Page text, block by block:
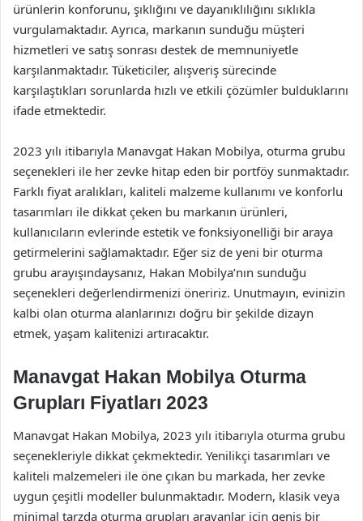
ürünlerin konforunu, şıklığını ve dayanıklılığını sıklıkla
vurgulamaktadır. Ayrıca, markanın sunduğu müşteri
hizmetleri ve satış sonrası destek de memnuniyetle
karşılanmaktadır. Tüketiciler, alışveriş sürecinde
karşılaştıkları sorunlarda hızlı ve etkili çözümler bulduklarını
ifade etmektedir.
2023 yılı itibarıyla Manavgat Hakan Mobilya, oturma grubu
seçenekleri ile her zevke hitap eden bir portföy sunmaktadır.
Farklı fiyat aralıkları, kaliteli malzeme kullanımı ve konforlu
tasarımları ile dikkat çeken bu markanın ürünleri,
kullanıcıların evlerinde estetik ve fonksiyonelliği bir araya
getirmelerini sağlamaktadır. Eğer siz de yeni bir oturma
grubu arayışındaysanız, Hakan Mobilya’nın sunduğu
seçenekleri değerlendirmenizi öneririz. Unutmayın, evinizin
kalbi olan oturma alanlarınızı doğru bir şekilde dizayn
etmek, yaşam kalitenizi artıracaktır.
Manavgat Hakan Mobilya Oturma
Grupları Fiyatları 2023
Manavgat Hakan Mobilya, 2023 yılı itibarıyla oturma grubu
seçenekleriyle dikkat çekmektedir. Yenilikçi tasarımları ve
kaliteli malzemeleri ile öne çıkan bu markada, her zevke
uygun çeşitli modeller bulunmaktadır. Modern, klasik veya
minimal tarzda oturma grupları arayanlar için geniş bir